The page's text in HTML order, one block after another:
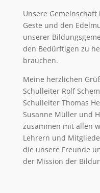
Unsere
Geste und den
unserer
den Bedürftigen zu
brauchen.
Meine herzlichen
Schulleiter Rolf
Schulleiter Thomas
Susanne Müller und
zusammen mit allen
Lehrern und
die unsere Freunde
der Mission der